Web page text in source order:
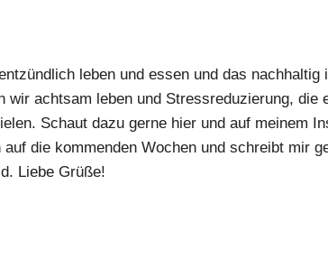
leben und essen und das nachhaltig
achtsam leben und Stressreduzierung, die
Schaut dazu gerne hier und auf meinem
die kommenden Wochen und schreibt mir
Liebe Grüße!